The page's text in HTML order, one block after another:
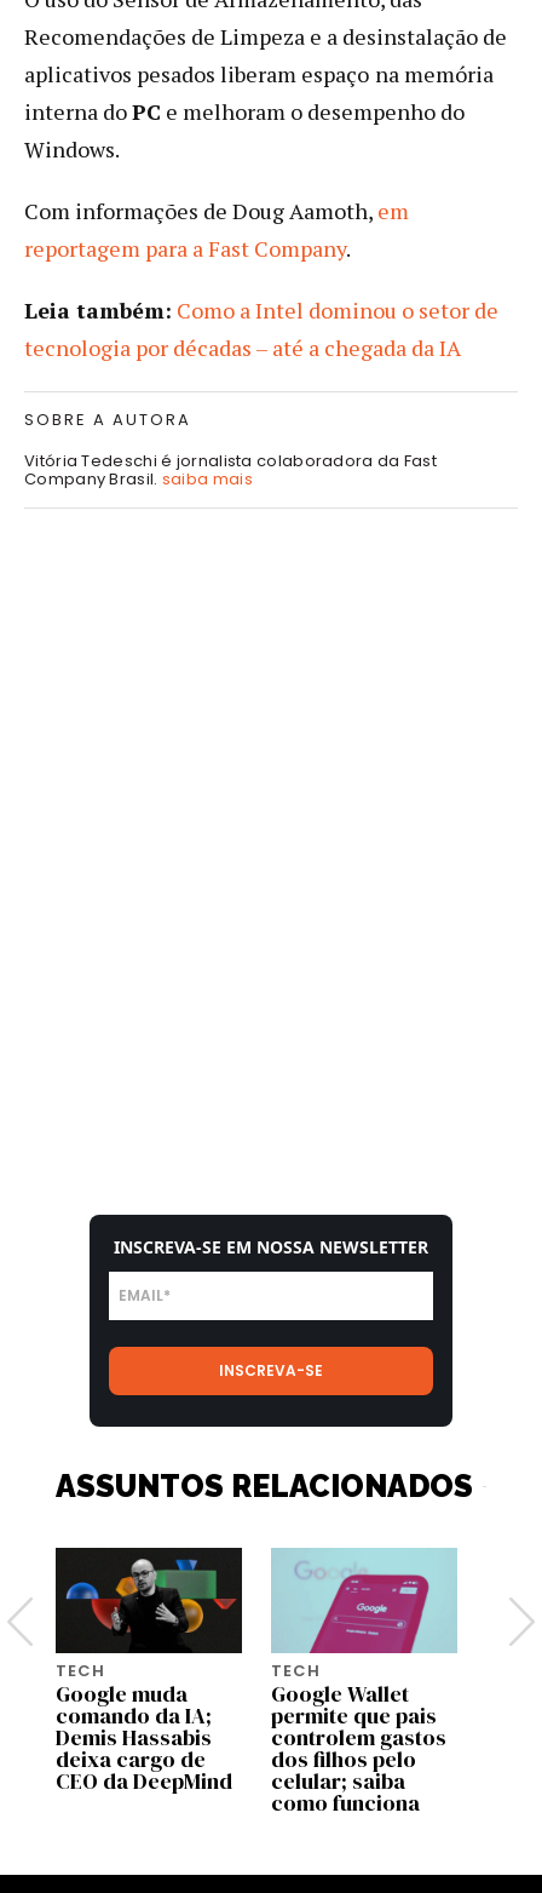
Recomendações de Limpeza e a desinstalação de
aplicativos pesados liberam espaço na memória
interna doPC e melhoram o desempenho do
Windows.
Com informações de Doug Aamoth, em
reportagem para a Fast Company.
Leia também: Como a Intel dominou o setor de
tecnologia por décadas – até a chegada da IA
SOBRE A AUTORA
Vitória Tedeschi é jornalista colaboradora da Fast
Company Brasil. saiba mais
INSCREVA-SE EM NOSSA NEWSLETTER
ASSUNTOS RELACIONADOS
TECH
Google muda
comando da IA;
Demis Hassabis
deixa cargo de
CEO da DeepMind
TECH
Google Wallet
permite que pais
controlem gastos
dos filhos pelo
celular; saiba
como funciona